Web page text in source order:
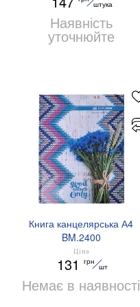
штука
Наявність
уточнюйте
Книга канцелярська А4
BM.2400
Ціна
131 грн
шт
Немає в наявності